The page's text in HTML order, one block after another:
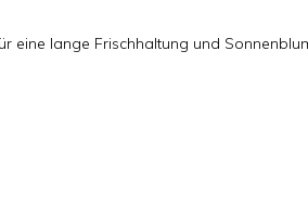
lange Frischhaltung und